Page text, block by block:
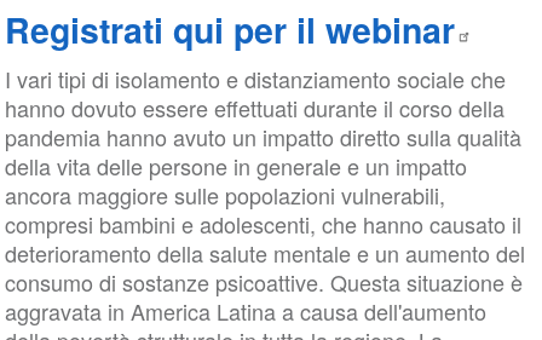
Registrati qui per il webinar
I vari tipi di isolamento e distanziamento sociale che
hanno dovuto essere effettuati durante il corso della
pandemia hanno avuto un impatto diretto sulla qualità
della vita delle persone in generale e un impatto
ancora maggiore sulle popolazioni vulnerabili,
compresi bambini e adolescenti, che hanno causato il
deterioramento della salute mentale e un aumento del
consumo di sostanze psicoattive. Questa situazione è
aggravata in America Latina a causa dell'aumento